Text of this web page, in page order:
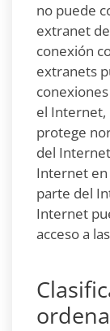
no puede
extranet
conexión
extranets
el Internet,
protege
del
Internet en
parte del
Internet
acceso a